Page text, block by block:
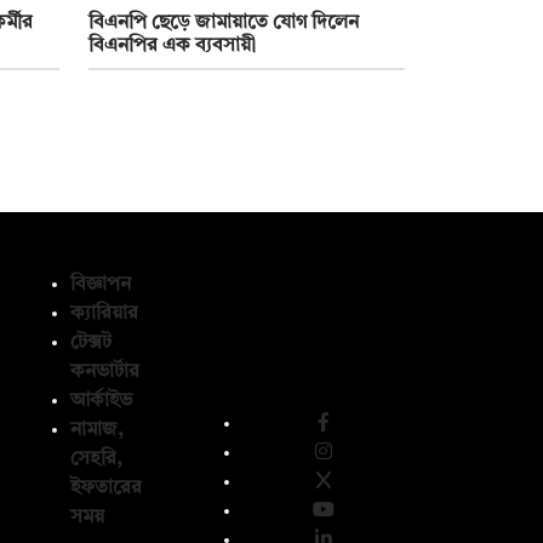
বিএনপি ছেড়ে জামায়াতে যোগ দিলেন
বিএনপির এক ব্যবসায়ী
বিজ্ঞাপন
ক্যারিয়ার
টেক্সট
কনভার্টার
আর্কাইভ
নামাজ,
সেহরি,
ইফতারের
সময়